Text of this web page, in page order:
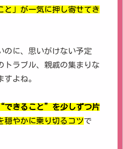
」が一気に押し寄せてき
のに、思いがけない予定
トラブル、親戚の集まりな
よね。
できること”を少しずつ片
穏やかに乗り切るコツで